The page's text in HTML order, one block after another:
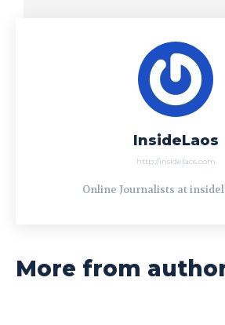
InsideLaos
http://insidelaos.com
Online Journalists at
More from